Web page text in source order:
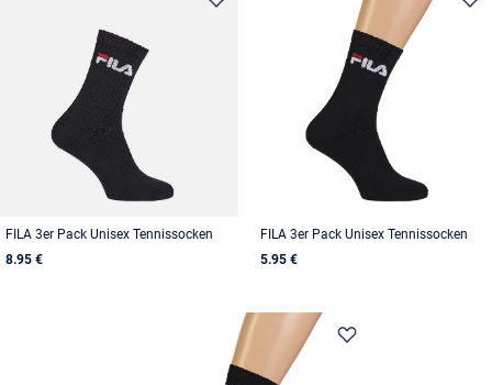
FILA 3er Pack Unisex Tennissocken
8.95 €
FILA 3er Pack Unisex Tennissocken
5.95 €